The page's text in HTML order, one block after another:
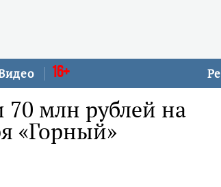
16+
70 млн рублей на
«Горный»